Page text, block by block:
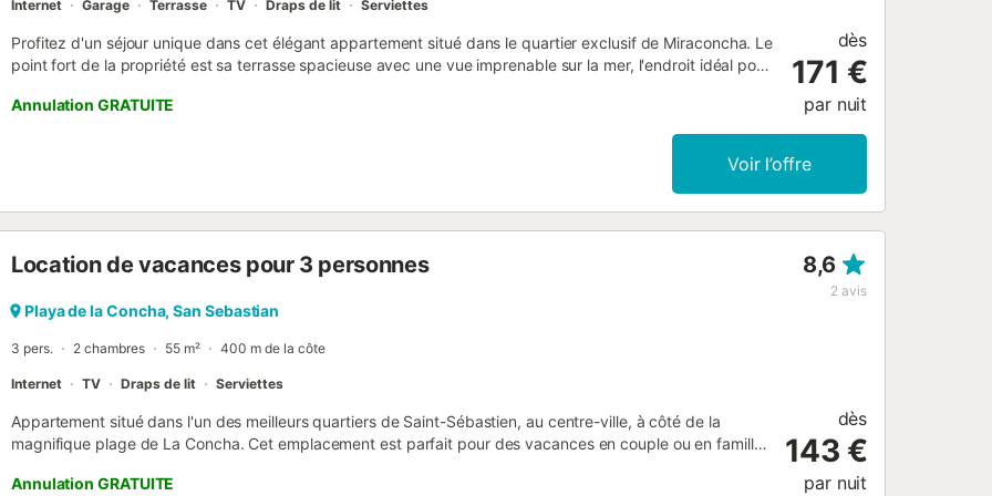
Internet Garage Terrasse TV Draps de lit Serviettes
Profitez d'un séjour unique dans cet élégant appartement situé dans le quartier exclusif de Miraconcha. Le
point fort de la propriété est sa terrasse spacieuse avec une vue imprenable sur la mer, l'endroit idéal pour
baie en toile de fond. L'appartement dispose de 3 chambres confortables, chacune avec sa propre salle
de bain privative, offrant ainsi plus d'intimité et de confort. Entièrement équipé et conçu pour un séjour
attractions de Saint-Sébastien, cet appartement offre la combinaison parfaite entre confort, emplacement
Annulation GRATUITE
dès
171 €
par nuit
Voir l’offre
Location de vacances pour 3 personnes 8,6
2 avis
Playa de la Concha, San Sebastian
3 pers. 2 chambres 55 m² 400 m de la côte
Internet TV Draps de lit Serviettes
Appartement situé dans l'un des meilleurs quartiers de Saint-Sébastien, au centre-ville, à côté de la
magnifique plage de La Concha. Cet emplacement est parfait pour des vacances en couple ou en famille
bien meublé, avec une capacité maximale de 3 personnes. La chambre principale dispose d'un lit double
Annulation GRATUITE
dès
143 €
par nuit